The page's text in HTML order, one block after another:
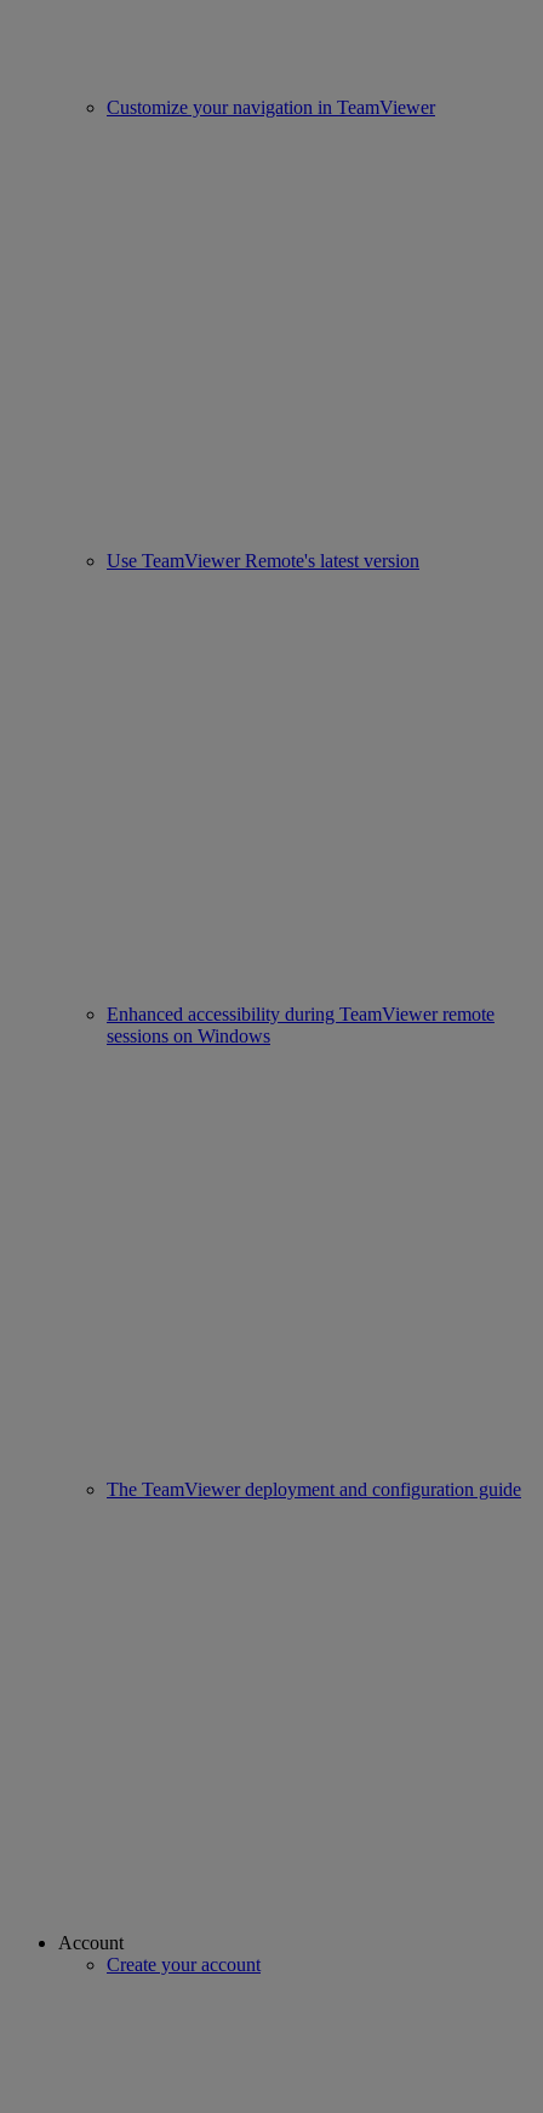
Customize your navigation in TeamViewer
Use TeamViewer Remote's latest version
Enhanced accessibility during TeamViewer remote
sessions on Windows
The TeamViewer deployment and configuration guide
Account
Create your account